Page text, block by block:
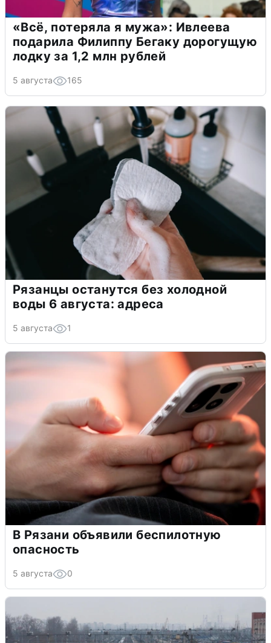
«Всё, потеряла я мужа»: Ивлеева
подарила Филиппу Бегаку дорогущую
лодку за 1,2 млн рублей
5 августа 165
Рязанцы останутся без холодной
воды 6 августа: адреса
5 августа 1
В Рязани объявили беспилотную
опасность
5 августа 0